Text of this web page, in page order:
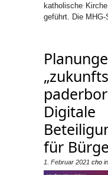
katholische
geführt. Die
Digitale
für
1. Februar 2021 cho in